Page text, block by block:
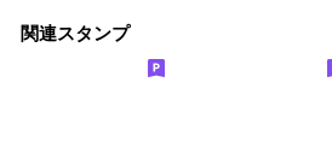
関連スタンプ